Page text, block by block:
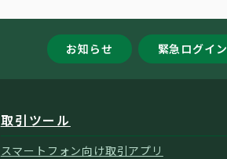
お知らせ 緊急ログイン
取引ツール
スマートフォン向け取引アプリ